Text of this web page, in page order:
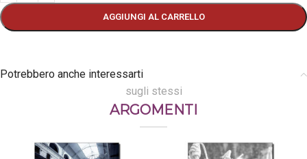
AGGIUNGI AL CARRELLO
Potrebbero anche interessarti
sugli stessi
ARGOMENTI